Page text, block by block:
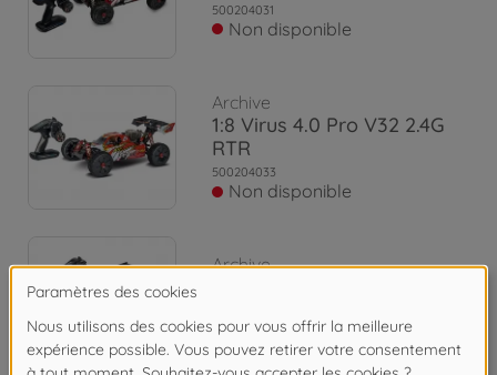
500204031
Non disponible
Archive
1:8 Virus 4.0 Pro V32 2.4G
RTR
500204033
Non disponible
Archive
Non disponible